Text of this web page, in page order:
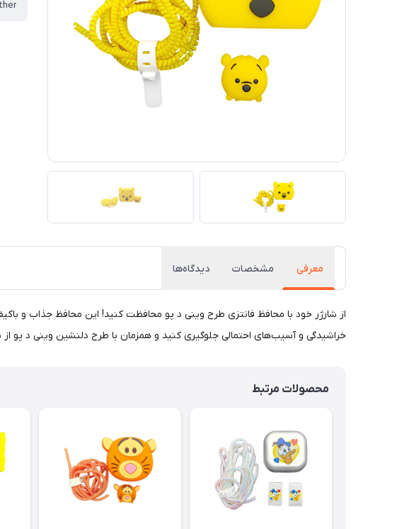
معرفی مشخصات دیدگاه‌ها
خراشیدگی و آسیب‌های احتمالی جلوگیری کنید و همزمان با طرح دلنشین وینی د پو
محصولات مرتبط